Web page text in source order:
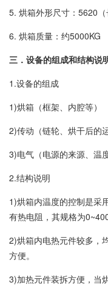
5. 烘箱外形尺寸：5620
6. 烘箱质量：约5000KG
三．设备的组成和结构说
1.设备的组成
1)烘箱（框架、内腔等）
2)传动（链轮、烘干后的
3)电气（电源的来源、温
2.结构说明
1)烘箱内温度的控制是采
有热电阻，其规格为
2)烘箱内电热元件较多，
方便。
3)加热元件装拆方便，当